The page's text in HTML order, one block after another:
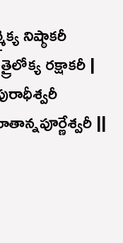
నిష్ఠాకరీ
రక్షాకరీ |
||